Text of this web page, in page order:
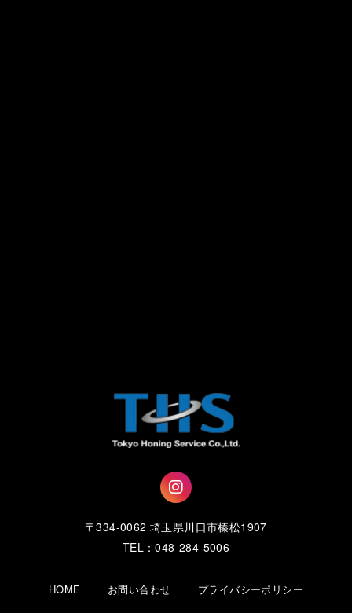
〒334-0062 埼玉県川口市榛松1907
TEL：048-284-5006
HOME お問い合わせ プライバシーポリシー